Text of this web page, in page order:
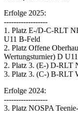
Erfolge 2025:
------------------
1. Platz E-/D-C-RLT
U11 B-Feld
2. Platz Offene
Wertungsturnier) D U11
2. Platz 3. (E-) D-RLT
3. Platz 3. (C-) B-RLT
Erfolge 2024:
------------------
3. Platz NOSPA